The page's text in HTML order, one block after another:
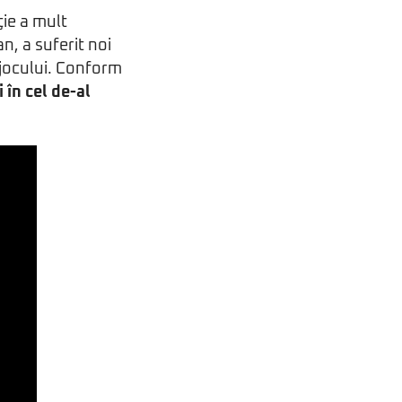
a mult
a suferit noi
Conform
în cel de-al